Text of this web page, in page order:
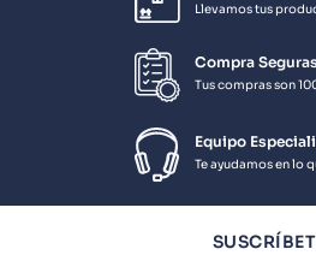
Llevamos tus
Compra Seguras
Tus compras son
Equipo
Te ayudamos en lo